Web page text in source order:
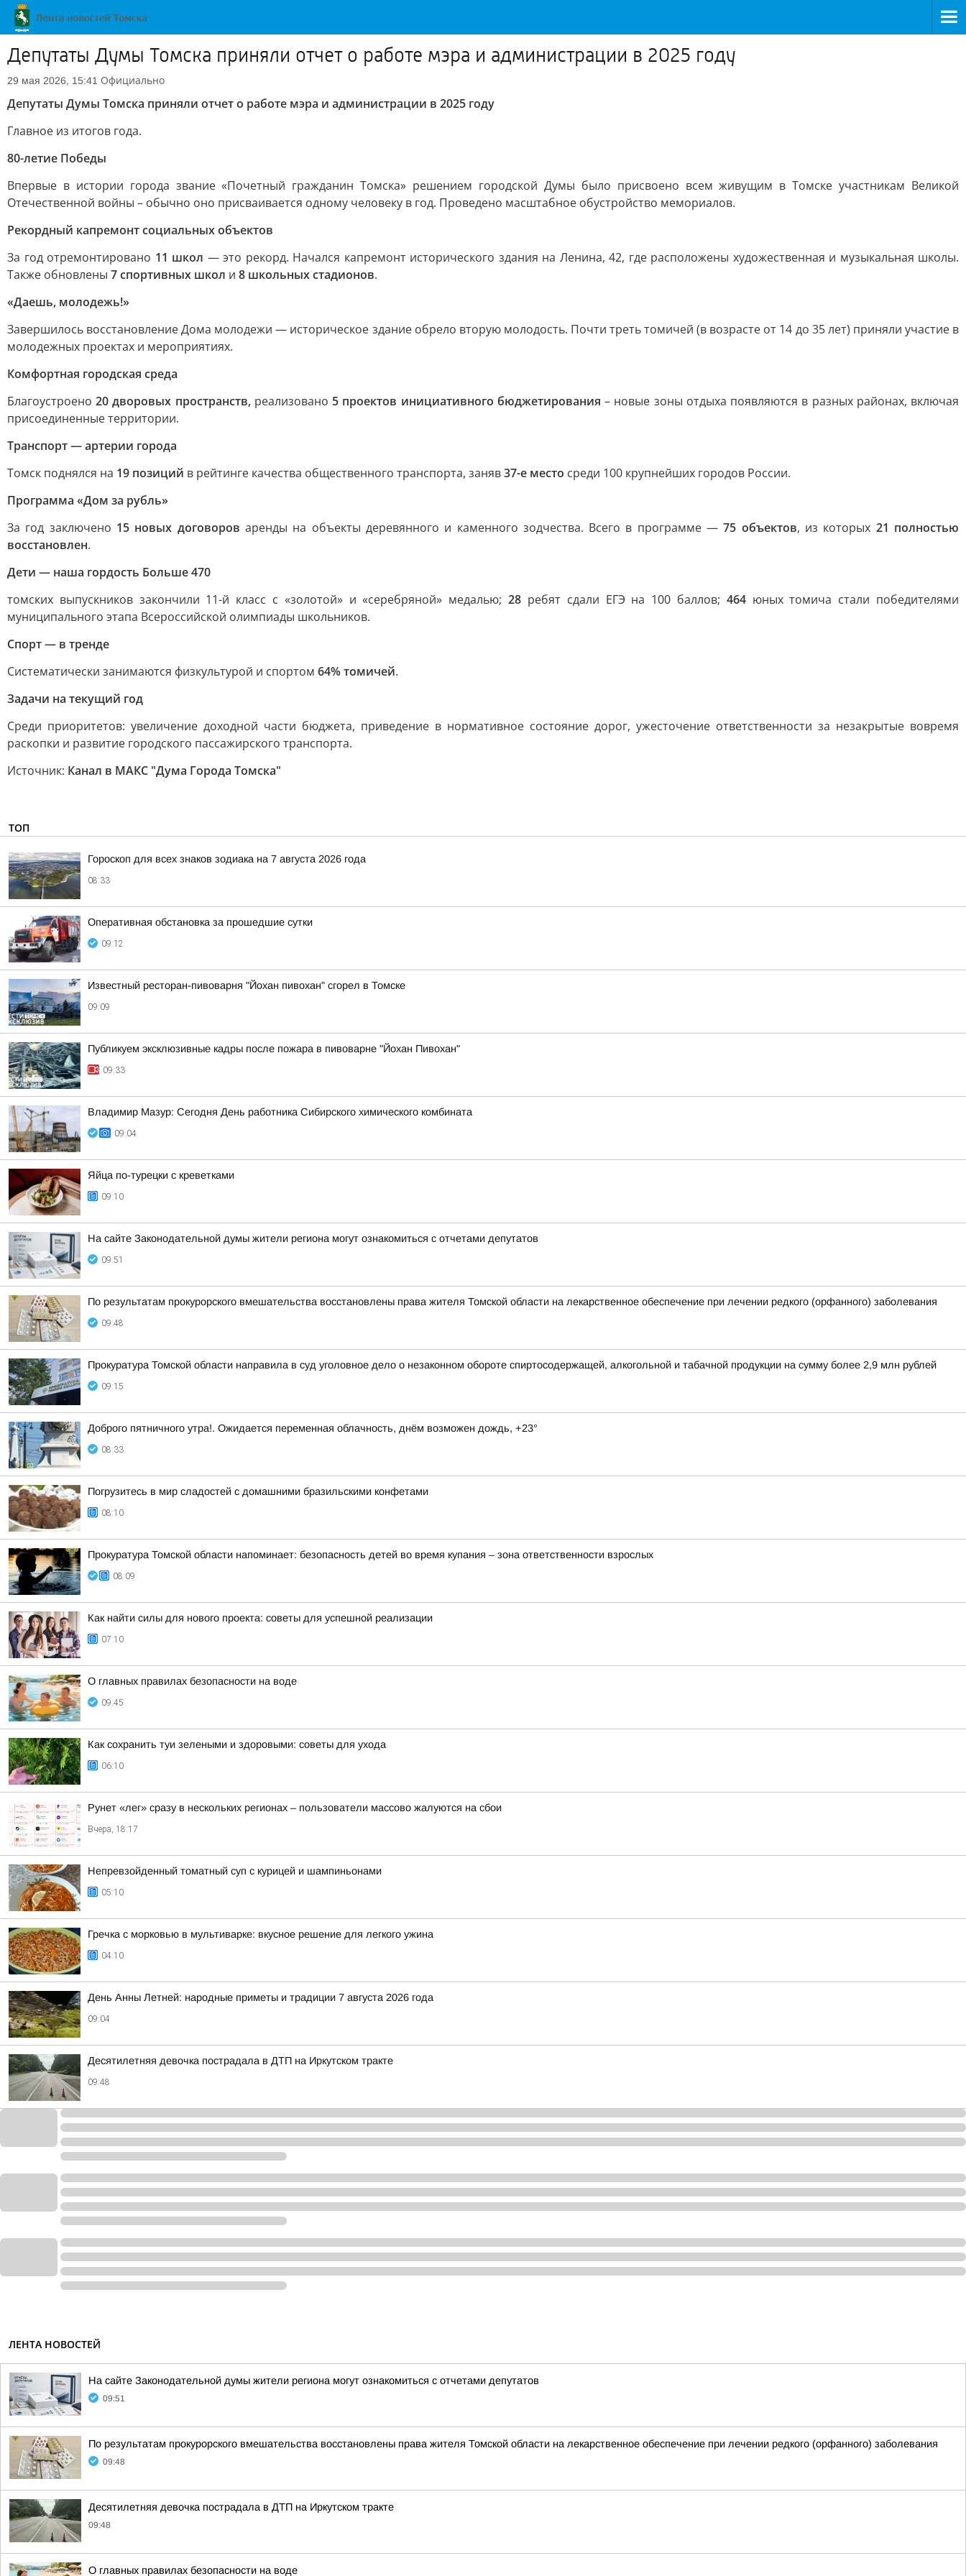
Депутаты Думы Томска приняли отчет о работе мэра и администрации в 2025 году
29 мая 2026, 15:41 Официально
Депутаты Думы Томска приняли отчет о работе мэра и администрации в 2025 году
Главное из итогов года.
80-летие Победы
Впервые в истории города звание «Почетный гражданин Томска» решением городской Думы было присвоено всем живущим в Томске участникам Великой
Отечественной войны – обычно оно присваивается одному человеку в год. Проведено масштабное обустройство мемориалов.
Рекордный капремонт социальных объектов
За год отремонтировано 11 школ — это рекорд. Начался капремонт исторического здания на Ленина, 42, где расположены художественная и музыкальная школы.
Также обновлены 7 спортивных школ и 8 школьных стадионов.
«Даешь, молодежь!»
Завершилось восстановление Дома молодежи — историческое здание обрело вторую молодость. Почти треть томичей (в возрасте от 14 до 35 лет) приняли участие в
молодежных проектах и мероприятиях.
Комфортная городская среда
Благоустроено20 дворовых пространств,реализовано 5 проектов инициативного бюджетирования – новые зоны отдыха появляются в разных районах, включая
присоединенные территории.
Транспорт — артерии города
Томск поднялся на 19 позиций в рейтинге качества общественного транспорта, заняв37-е место среди 100 крупнейших городов России.
Программа «Дом за рубль»
За год заключено 15 новых договоров аренды на объекты деревянного и каменного зодчества. Всего в программе —75 объектов, из которых 21 полностью
восстановлен.
Дети — наша гордость Больше 470
томских выпускников закончили 11-й класс с «золотой» и «серебряной» медалью;28 ребят сдали ЕГЭ на 100 баллов; 464юных томича стали победителями
муниципального этапа Всероссийской олимпиады школьников.
Спорт — в тренде
Систематически занимаются физкультурой и спортом 64% томичей.
Задачи на текущий год
Среди приоритетов: увеличение доходной части бюджета, приведение в нормативное состояние дорог, ужесточение ответственности за незакрытые вовремя
раскопки и развитие городского пассажирского транспорта.
Источник: Канал в МАКС "Дума Города Томска"
ТОП
Гороскоп для всех знаков зодиака на 7 августа 2026 года
08:33
Оперативная обстановка за прошедшие сутки
09:12
Известный ресторан-пивоварня "Йохан пивохан" сгорел в Томске
09:09
Публикуем эксклюзивные кадры после пожара в пивоварне "Йохан Пивохан"
09:33
Владимир Мазур: Сегодня День работника Сибирского химического комбината
09:04
Яйца по-турецки с креветками
09:10
На сайте Законодательной думы жители региона могут ознакомиться с отчетами депутатов
09:51
По результатам прокурорского вмешательства восстановлены права жителя Томской области на лекарственное обеспечение при лечении редкого (орфанного) заболевания
09:48
Прокуратура Томской области направила в суд уголовное дело о незаконном обороте спиртосодержащей, алкогольной и табачной продукции на сумму более 2,9 млн рублей
09:15
Доброго пятничного утра!. Ожидается переменная облачность, днём возможен дождь, +23°
08:33
Погрузитесь в мир сладостей с домашними бразильскими конфетами
08:10
Прокуратура Томской области напоминает: безопасность детей во время купания – зона ответственности взрослых
08:09
Как найти силы для нового проекта: советы для успешной реализации
07:10
О главных правилах безопасности на воде
09:45
Как сохранить туи зелеными и здоровыми: советы для ухода
06:10
Рунет «лег» сразу в нескольких регионах – пользователи массово жалуются на сбои
Вчера, 18:17
Непревзойденный томатный суп с курицей и шампиньонами
05:10
Гречка с морковью в мультиварке: вкусное решение для легкого ужина
04:10
День Анны Летней: народные приметы и традиции 7 августа 2026 года
09:04
Десятилетняя девочка пострадала в ДТП на Иркутском тракте
09:48
ЛЕНТА НОВОСТЕЙ
На сайте Законодательной думы жители региона могут ознакомиться с отчетами депутатов
09:51
По результатам прокурорского вмешательства восстановлены права жителя Томской области на лекарственное обеспечение при лечении редкого (орфанного) заболевания
09:48
Десятилетняя девочка пострадала в ДТП на Иркутском тракте
09:48
О главных правилах безопасности на воде